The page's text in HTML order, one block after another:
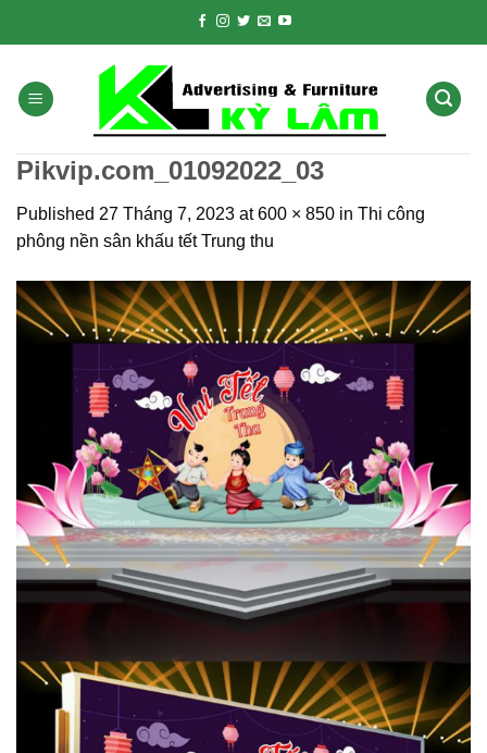
Pikvip.com_01092022_03
Published 27 Tháng 7, 2023 at600 × 850 in Thi công
phông nền sân khấu tết Trung thu